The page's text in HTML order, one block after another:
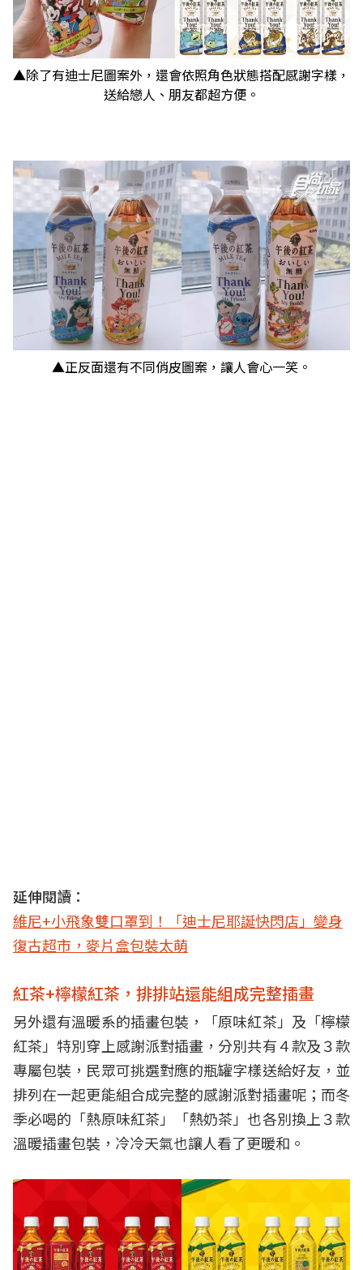
▲除了有迪士尼圖案外，還會依照角色狀態搭配感謝字樣，
送給戀人、朋友都超方便。
▲正反面還有不同俏皮圖案，讓人會心一笑。
延伸閱讀：
維尼+小飛象雙口罩到！「迪士尼耶誕快閃店」變身
復古超市，麥片盒包裝太萌
紅茶+檸檬紅茶，排排站還能組成完整插畫
另外還有溫暖系的插畫包裝，「原味紅茶」及「檸檬
紅茶」特別穿上感謝派對插畫，分別共有４款及３款
專屬包裝，民眾可挑選對應的瓶罐字樣送給好友，並
排列在一起更能組合成完整的感謝派對插畫呢；而冬
季必喝的「熱原味紅茶」「熱奶茶」也各別換上３款
溫暖插畫包裝，冷冷天氣也讓人看了更暖和。